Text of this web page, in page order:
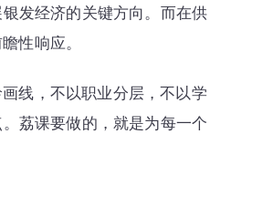
发经济的关键方向。而在供
性响应。
线，不以职业分层，不以学
荔课要做的，就是为每一个